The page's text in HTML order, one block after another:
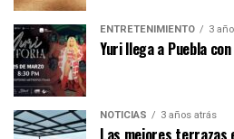
ENTRETENIMIENTO 3
Yuri llega a Puebla
NOTICIAS 3 años atrás
Las mejores terrazas